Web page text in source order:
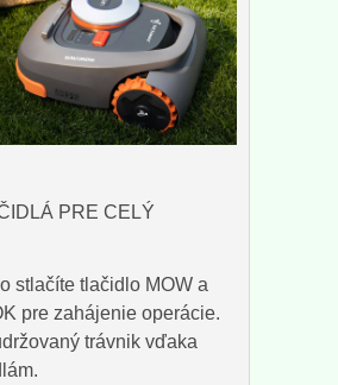
PRE CELÝ
stlačíte tlačidlo MOW a
pre zahájenie operácie.
trávnik vďaka